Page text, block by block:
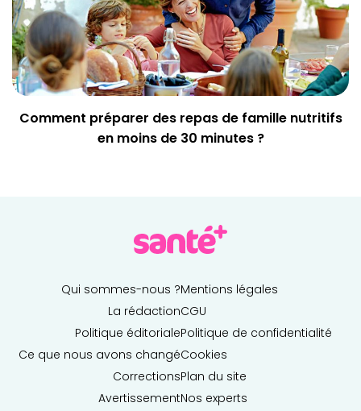
Comment préparer des repas de famille nutritifs
en moins de 30 minutes ?
Qui sommes-nous ?
La rédaction
Politique éditoriale
Ce que nous avons changé
Corrections
Avertissement
Mentions légales
CGU
Politique de confidentialité
Cookies
Plan du site
Nos experts